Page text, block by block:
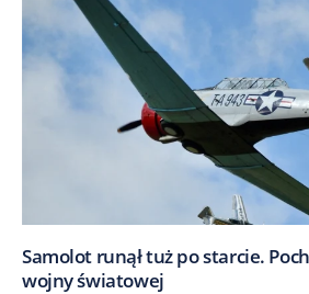
Samolot runął tuż po starcie.
wojny światowej